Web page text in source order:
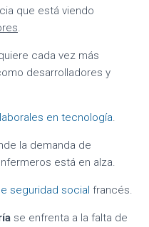
que está viendo
.
cada vez más
desarrolladores y
en tecnología.
la demanda de
está en alza.
seguridad social francés.
se enfrenta a la falta de